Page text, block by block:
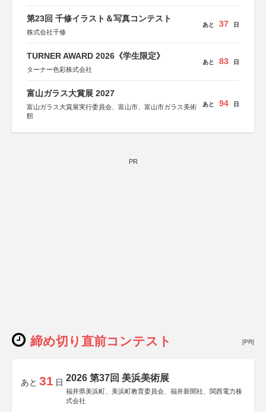
第23回 千修イラスト＆写真コンテスト
株式会社千修
あと 37 日
TURNER AWARD 2026《学生限定》
ターナー色彩株式会社
あと 83 日
富山ガラス大賞展 2027
富山ガラス大賞展実行委員会、富山市、富山市ガラス美術
館
あと 94 日
PR
締め切り直前コンテスト [PR]
あと 31 日 2026 第37回 美浜美術展
福井県美浜町、美浜町教育委員会、福井新聞社、関西電力株
式会社